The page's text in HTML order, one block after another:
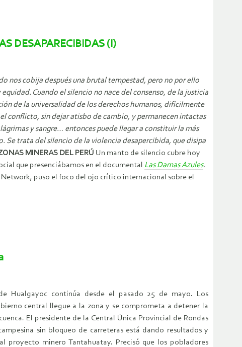
DESAPARECIBIDAS (I)
nos cobija después una brutal tempestad, pero no por ello
Cuando el silencio no nace del consenso, de la justicia
de la universalidad de los derechos humanos, difícilmente
conflicto, sin dejar atisbo de cambio, y permanecen intactas
y sangre… entonces puede llegar a constituir la más
Se trata del silencio de la violencia desapercibida, que disipa
MINERAS DEL PERÚ Un manto de silencio cubre hoy
que presenciábamos en el documental Las DamasAzules.
puso el foco del ojo crítico internacional sobre el
Hualgayoc continúa desde el pasado 25 de mayo. Los
central llegue a la zona y se comprometa a detener la
El presidente de la Central Única Provincial de Rondas
sin bloqueo de carreteras está dando resultados y
proyecto minero Tantahuatay. Precisó que los pobladores